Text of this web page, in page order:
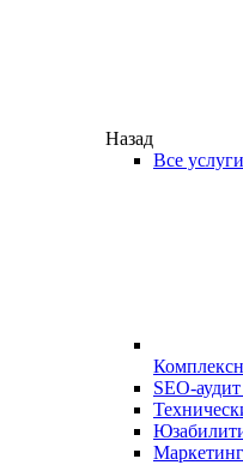
Назад
Все услуги
SEO-